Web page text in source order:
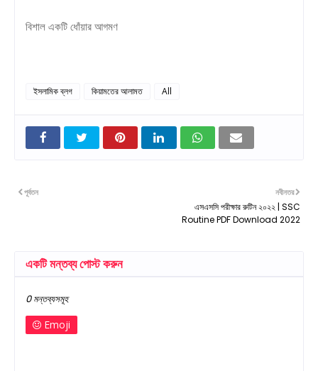
বিশাল একটি ধোঁয়ার আগমণ
ইসলামিক ব্লগ কিয়ামতের আলামত All
নবীনতর
এসএসসি পরীক্ষার রুটিন ২০২২ | SSC
Routine PDF Download 2022
পূর্বতন
একটি মন্তব্য পোস্ট করুন
0 মন্তব্যসমূহ
Emoji